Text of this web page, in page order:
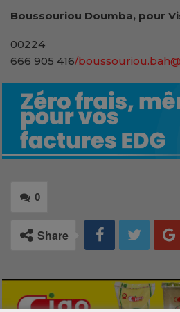
Boussouriou Doumba, pour
00224
666 905 416/
0
Share